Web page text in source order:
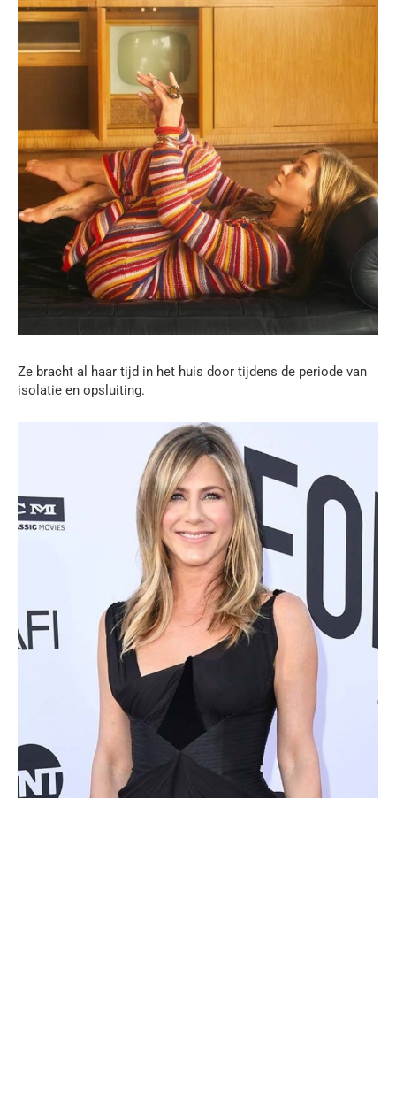
Ze bracht al haar tijd in het huis door tijdens de periode van
isolatie en opsluiting.